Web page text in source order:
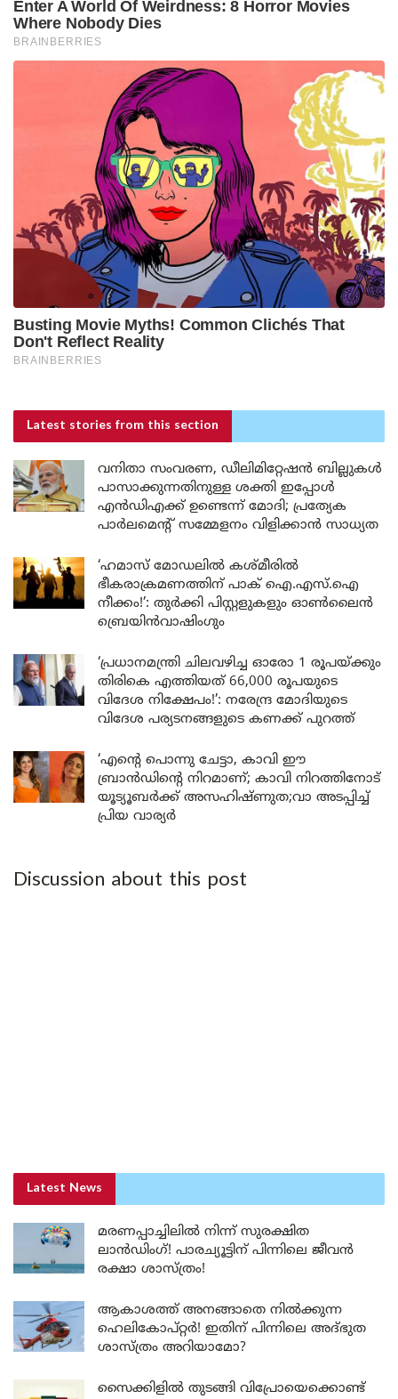
Latest stories from this section
വനിതാ സംവരണ, ഡീലിമിറ്റേഷൻ ബില്ലുകൾ
പാസാക്കുന്നതിനുള്ള ശക്തി ഇപ്പോൾ
എൻഡിഎക്ക് ഉണ്ടെന്ന് മോദി; പ്രത്യേക
പാർലമെന്റ് സമ്മേളനം വിളിക്കാൻ സാധ്യത
‘ഹമാസ് മോഡലിൽ കശ്മീരിൽ
ഭീകരാക്രമണത്തിന് പാക് ഐ.എസ്.ഐ
നീക്കം!’: തുർക്കി പിസ്റ്റളുകളും ഓൺലൈൻ
ബ്രെയിൻവാഷിംഗും
‘പ്രധാനമന്ത്രി ചിലവഴിച്ച ഓരോ 1 രൂപയ്ക്കും
തിരികെ എത്തിയത് 66,000 രൂപയുടെ
വിദേശ നിക്ഷേപം!’: നരേന്ദ്ര മോദിയുടെ
വിദേശ പര്യടനങ്ങളുടെ കണക്ക് പുറത്ത്
‘എന്റെ പൊന്നു ചേട്ടാ, കാവി ഈ
ബ്രാൻഡിന്റെ നിറമാണ്; കാവി നിറത്തിനോട്
യൂട്യൂബർക്ക് അസഹിഷ്ണുത;വാ അടപ്പിച്ച്
പ്രിയ വാര്യർ
Discussion about this post
Latest News
മരണപ്പാച്ചിലിൽ നിന്ന് സുരക്ഷിത
ലാൻഡിംഗ്! പാരച്യൂട്ടിന് പിന്നിലെ ജീവൻ
രക്ഷാ ശാസ്ത്രം!
ആകാശത്ത് അനങ്ങാതെ നില്‍ക്കുന്ന
ഹെലികോപ്റ്റര്‍! ഇതിന് പിന്നിലെ അദ്ഭുത
ശാസ്ത്രം അറിയാമോ?
സൈക്കിളിൽ തുടങ്ങി വിപ്രോയെക്കൊണ്ട്